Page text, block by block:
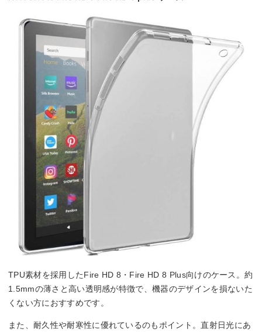
TPU素材を採用したFire HD 8・Fire HD 8 Plus向けのケース。約
1.5mmの薄さと高い透明感が特徴で、機器のデザインを損ないた
くない方におすすめです。
また、耐久性や耐寒性に優れているのもポイント。直射日光にあ